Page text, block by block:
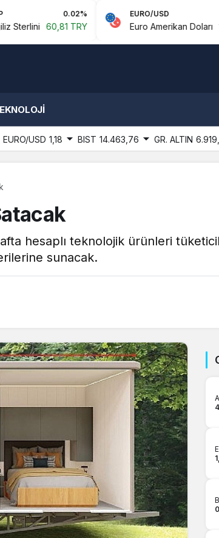
TRY
EURO/USD
Euro Amerikan Doları 1,18 TRY
EURO/USD 1,18 BIST 14.463,76 GR. ALTIN
hesaplı teknolojik ürünleri
sunacak.